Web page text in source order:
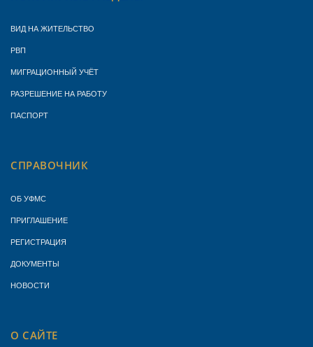
ВИД НА ЖИТЕЛЬСТВО
РВП
МИГРАЦИОННЫЙ УЧЁТ
РАЗРЕШЕНИЕ НА РАБОТУ
ПАСПОРТ
СПРАВОЧНИК
ОБ УФМС
ПРИГЛАШЕНИЕ
РЕГИСТРАЦИЯ
ДОКУМЕНТЫ
НОВОСТИ
О САЙТЕ